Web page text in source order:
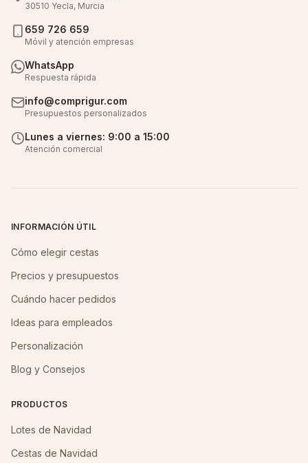
30510 Yecla, Murcia
659 726 659
Móvil y atención empresas
WhatsApp
Respuesta rápida
info@comprigur.com
Presupuestos personalizados
Lunes a viernes: 9:00 a 15:00
Atención comercial
INFORMACIÓN ÚTIL
Cómo elegir cestas
Precios y presupuestos
Cuándo hacer pedidos
Ideas para empleados
Personalización
Blog y Consejos
PRODUCTOS
Lotes de Navidad
Cestas de Navidad